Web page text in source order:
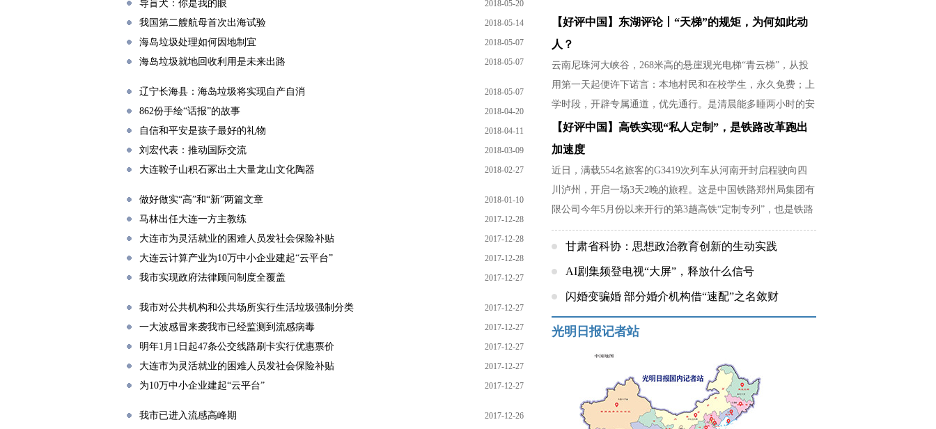
导盲犬：你是我的眼 2018-05-20
我国第二艘航母首次出海试验 2018-05-14
海岛垃圾处理如何因地制宜 2018-05-07
海岛垃圾就地回收利用是未来出路 2018-05-07
辽宁长海县：海岛垃圾将实现自产自消 2018-05-07
862份手绘“话报”的故事 2018-04-20
自信和平安是孩子最好的礼物 2018-04-11
刘宏代表：推动国际交流 2018-03-09
大连鞍子山积石冢出土大量龙山文化陶器 2018-02-27
做好做实“高”和“新”两篇文章 2018-01-10
马林出任大连一方主教练 2017-12-28
大连市为灵活就业的困难人员发社会保险补贴 2017-12-28
大连云计算产业为10万中小企业建起“云平台” 2017-12-28
我市实现政府法律顾问制度全覆盖 2017-12-27
我市对公共机构和公共场所实行生活垃圾强制分类 2017-12-27
一大波感冒来袭我市已经监测到流感病毒 2017-12-27
明年1月1日起47条公交线路刷卡实行优惠票价 2017-12-27
大连市为灵活就业的困难人员发社会保险补贴 2017-12-27
为10万中小企业建起“云平台” 2017-12-27
我市已进入流感高峰期 2017-12-26
【好评中国】东湖评论丨“天梯”的规矩，为何如此动
人？
云南尼珠河大峡谷，268米高的悬崖观光电梯“青云梯”，从投
用第一天起便许下诺言：本地村民和在校学生，永久免费；上
学时段，开辟专属通道，优先通行。是清晨能多睡两小时的安
稳，是暴雨天不必紧贴湿滑崖壁的释然，是放学后还有余力帮
家里分担农活的从容。
【好评中国】高铁实现“私人定制”，是铁路改革跑出
加速度
近日，满载554名旅客的G3419次列车从河南开封启程驶向四
川泸州，开启一场3天2晚的旅程。这是中国铁路郑州局集团有
限公司今年5月份以来开行的第3趟高铁“定制专列”，也是铁路
部门精准对接市场需求的生动实践。
甘肃省科协：思想政治教育创新的生动实践
AI剧集频登电视“大屏”，释放什么信号
闪婚变骗婚 部分婚介机构借“速配”之名敛财
光明日报记者站